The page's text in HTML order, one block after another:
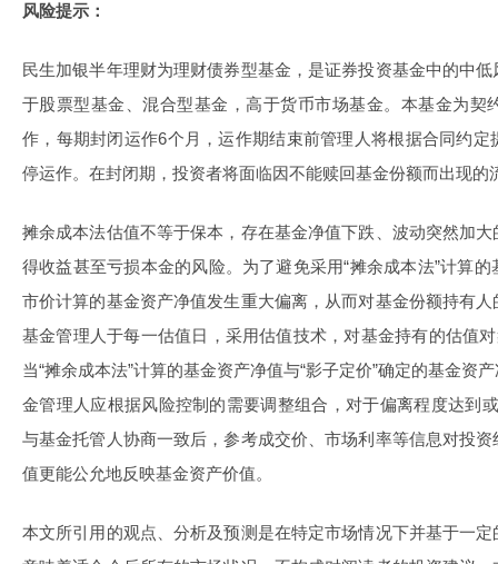
风险提示：
民生加银半年理财为理财债券型基金，是证券投资基金中的中
于股票型基金、混合型基金，高于货币市场基金。本基金为契
作，每期封闭运作6个月，运作期结束前管理人将根据合同约
停运作。在封闭期，投资者将面临因不能赎回基金份额而出现的
摊余成本法估值不等于保本，存在基金净值下跌、波动突然加
得收益甚至亏损本金的风险。为了避免采用“摊余成本法”计算
市价计算的基金资产净值发生重大偏离，从而对基金份额持有
基金管理人于每一估值日，采用估值技术，对基金持有的估值
当“摊余成本法”计算的基金资产净值与“影子定价”确定的基金资
金管理人应根据风险控制的需要调整组合，对于偏离程度达到
与基金托管人协商一致后，参考成交价、市场利率等信息对投
值更能公允地反映基金资产价值。
本文所引用的观点、分析及预测是在特定市场情况下并基于一